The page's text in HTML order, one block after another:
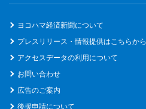
ヨコハマ経済新聞について
プレスリリース・情報提供はこちらから
アクセスデータの利用について
お問い合わせ
広告のご案内
後援申請について